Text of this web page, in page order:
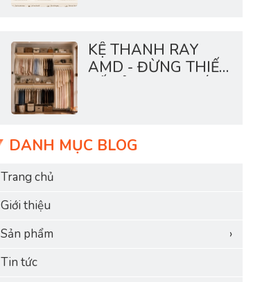
KỆ THANH RAY
AMD - ĐỪNG THIẾT
DANH MỤC BLOG
Trang chủ
Giới thiệu
Sản phẩm
›
Tin tức